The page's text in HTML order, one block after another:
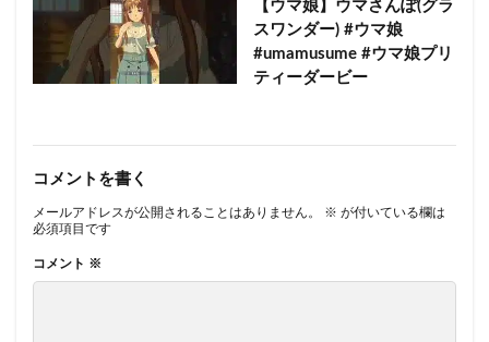
【ウマ娘】ウマさんぽ(グラ
スワンダー) #ウマ娘
#umamusume #ウマ娘プリ
ティーダービー
コメントを書く
メールアドレスが公開されることはありません。 ※ が付いている欄は
必須項目です
コメント ※